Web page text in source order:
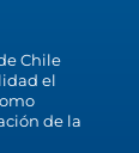
Chile
el
de la